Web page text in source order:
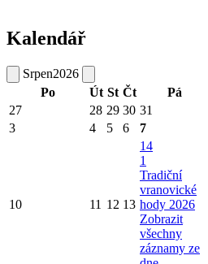
Kalendář
Srpen2026
Po
Út St Čt Pá
27
28 29 30 31
3
4 5 6 7
10 11 12 13
14
1
Tradiční
vranovické
hody 2026
Zobrazit
všechny
záznamy ze